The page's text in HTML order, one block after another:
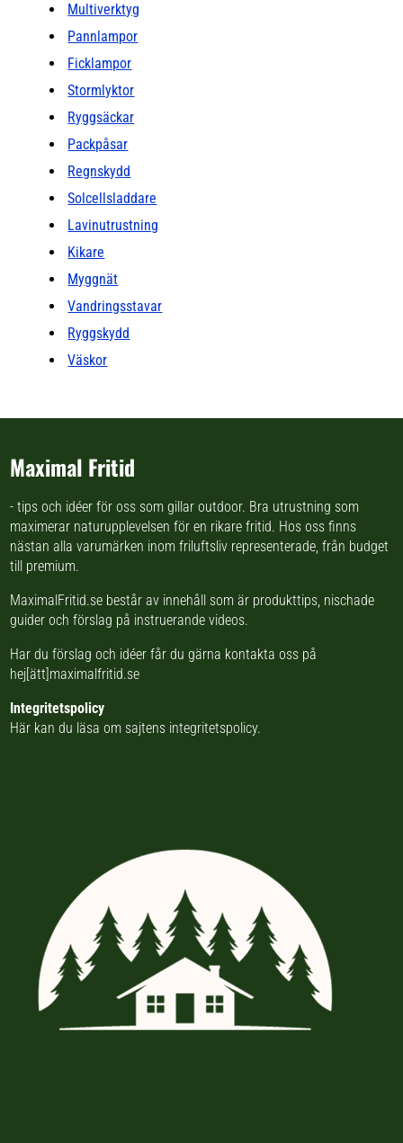
Multiverktyg
Pannlampor
Ficklampor
Stormlyktor
Ryggsäckar
Packpåsar
Regnskydd
Solcellsladdare
Lavinutrustning
Kikare
Myggnät
Vandringsstavar
Ryggskydd
Väskor
Maximal Fritid
- tips och idéer för oss som gillar outdoor. Bra utrustning som
maximerar naturupplevelsen för en rikare fritid. Hos oss finns
nästanalla varumärken inom friluftsliv representerade, från budget
till premium.
MaximalFritid.se består av innehåll som är produkttips, nischade
guider och förslag på instruerande videos.
Har du förslag och idéer får du gärna kontakta oss på
hej[ätt]maximalfritid.se
Integritetspolicy
Här kan du läsa om sajtens integritetspolicy.